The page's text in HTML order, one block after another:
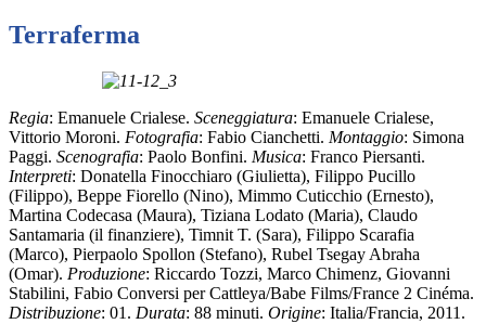
Terraferma
Regia: Emanuele Crialese. Sceneggiatura: Emanuele Crialese,
Vittorio Moroni. Fotografia: Fabio Cianchetti. Montaggio: Simona
Paggi. Scenografia: Paolo Bonfini. Musica: Franco Piersanti.
Interpreti: Donatella Finocchiaro (Giulietta), Filippo Pucillo
(Filippo), Beppe Fiorello (Nino), Mimmo Cuticchio (Ernesto),
Martina Codecasa (Maura), Tiziana Lodato (Maria), Claudo
Santamaria (il finanziere), Timnit T. (Sara), Filippo Scarafia
(Marco), Pierpaolo Spollon (Stefano), Rubel Tsegay Abraha
(Omar). Produzione: Riccardo Tozzi, Marco Chimenz, Giovanni
Stabilini, Fabio Conversi per Cattleya/Babe Films/France 2 Cinéma.
Distribuzione: 01. Durata: 88 minuti. Origine: Italia/Francia, 2011.